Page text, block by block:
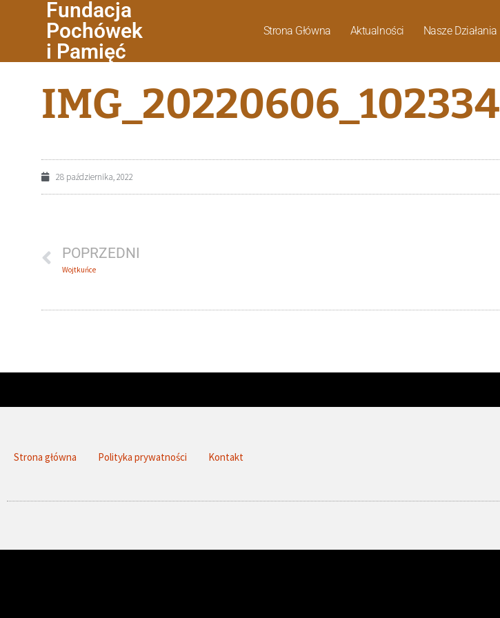
Fundacja
Pochówek
i Pamięć
Strona Główna Aktualności Nasze Działania
IMG_20220606_102334
28 października, 2022
POPRZEDNI
Wojtkuńce
Strona główna Polityka prywatności Kontakt